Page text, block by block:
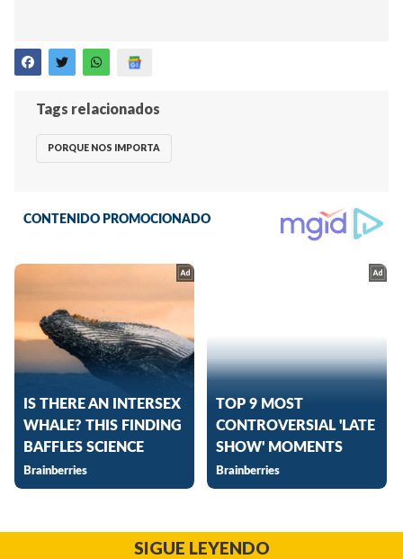
Tags relacionados
PORQUE NOS IMPORTA
SIGUE LEYENDO